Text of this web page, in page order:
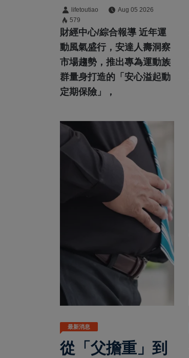
創意獎 掌握健康
生活趨勢 守護全
民運動安全
lifetoutiao
Aug 05 2026
579
財經中心/綜合報導 近年運
動風氣盛行，安達人壽洞察
市場趨勢，推出專為運動族
群量身打造的「安心溢起動
定期保險」，
最新消息
從「父擔重」到